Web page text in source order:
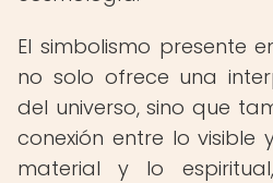
El simbolismo presente
no solo ofrece una
del universo, sino que
conexión entre lo visible
material y lo